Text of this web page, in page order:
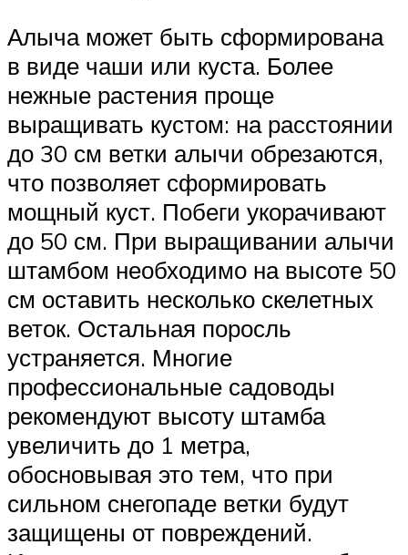
Алыча может быть сформирована
в виде чаши или куста. Более
нежные растения проще
выращивать кустом: на расстоянии
до 30 см ветки алычи обрезаются,
что позволяет сформировать
мощный куст. Побеги укорачивают
до 50 см. При выращивании алычи
штамбом необходимо на высоте 50
см оставить несколько скелетных
веток. Остальная поросль
устраняется. Многие
профессиональные садоводы
рекомендуют высоту штамба
увеличить до 1 метра,
обосновывая это тем, что при
сильном снегопаде ветки будут
защищены от повреждений.